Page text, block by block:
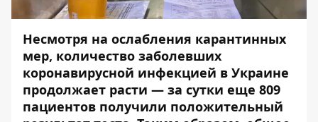
Несмотря на ослабления карантинных
мер, количество заболевших
коронавирусной инфекцией в Украине
продолжает расти — за сутки еще 809
пациентов получили положительный